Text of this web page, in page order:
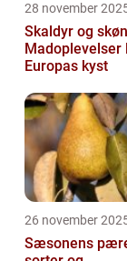
28 november
Skaldyr og
Madoplevelser
Europas kyst
26 november
Sæsonens